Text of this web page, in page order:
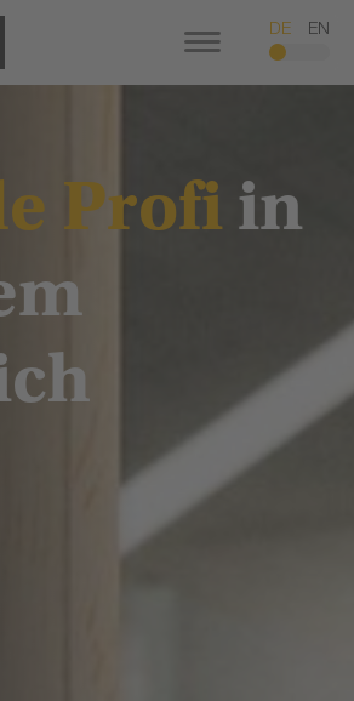
DE EN
Profi in